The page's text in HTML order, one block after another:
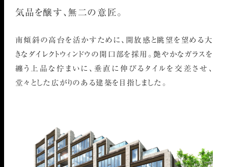
気品を醸す、無二の意匠。
南傾斜の高台を活かすために、開放感と眺望を望める大
きなダイレクトウィンドウの開口部を採用。艶やかなガラスを
纏う上品な佇まいに、垂直に伸びるタイルを交差させ、
堂々とした広がりのある建築を目指しました。